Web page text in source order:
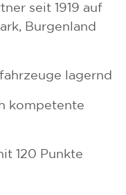
seit 1919 auf
Burgenland
lagernd
kompetente
120 Punkte